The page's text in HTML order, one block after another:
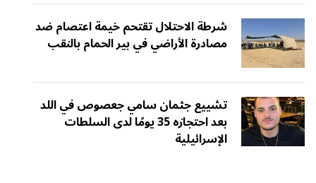
شرطة الاحتلال تقتحم خيمة اعتصام ضد
مصادرة الأراضي في بير الحمام بالنقب
تشييع جثمان سامي جعصوص في اللد
بعد احتجازه 35 يومًا لدى السلطات
الإسرائيلية